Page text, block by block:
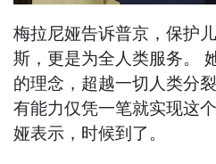
梅拉尼娅告诉普京，保护
斯，更是为全人类服务。
的理念，超越一切人类分
有能力仅凭一笔就实现这
娅表示，时候到了。